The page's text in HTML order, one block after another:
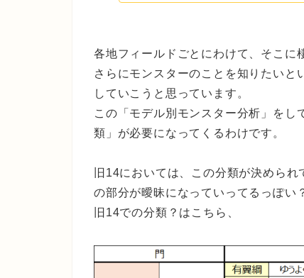
各地フィールドごとにわけて、そこに
さらにモンスターのことを知りたいと
していこうと思っています。
この「モデル別モンスター分析」をし
類」が必要になってくるわけです。
旧14においては、この分類が決めら
の部分が曖昧になっていってるっぽい
旧14での分類？はこちら、